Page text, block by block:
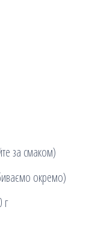
за смаком)
окремо)